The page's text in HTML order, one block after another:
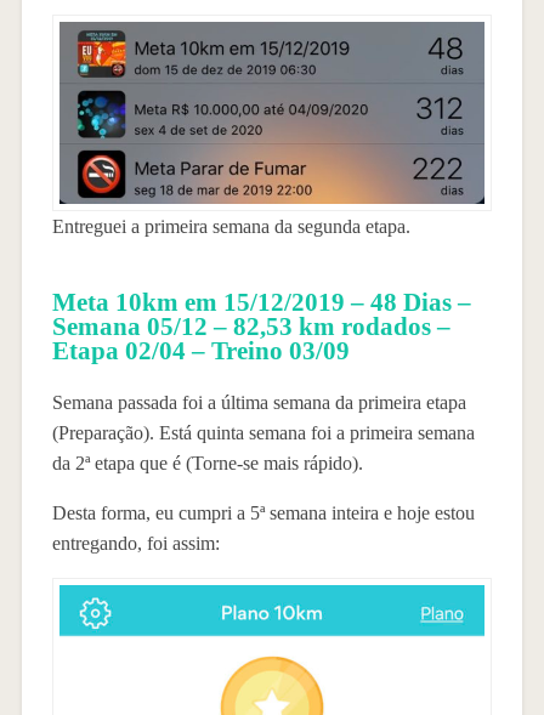
Entreguei a primeira semana da segunda etapa.
Meta 10km em 15/12/2019 – 48 Dias –
Semana 05/12 – 82,53 km rodados –
Etapa 02/04 – Treino 03/09
Semana passada foi a última semana da primeira etapa
(Preparação). Está quinta semana foi a primeira semana
da 2ª etapa que é (Torne-se mais rápido).
Desta forma, eu cumpri a 5ª semana inteira e hoje estou
entregando, foi assim: